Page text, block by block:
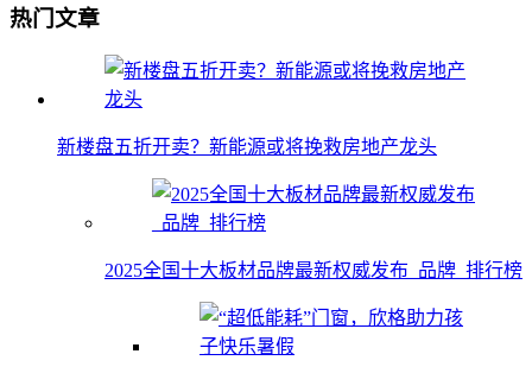
热门文章
新楼盘五折开卖？新能源或将挽救房地产龙头
2025全国十大板材品牌最新权威发布_品牌_排行榜